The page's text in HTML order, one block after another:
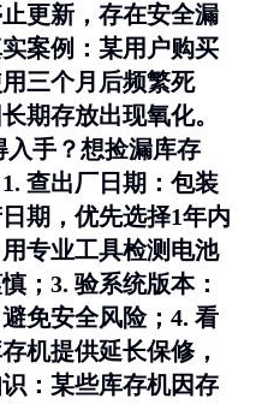
更新，存在安全漏
案例 ：某用户购买
三个月后频繁死
期存放出现氧化。
入手？想捡漏库存
查出厂日期 ：包装
期，优先选择1年内
用专业工具检测电池
；3. 验系统版本：
免安全风险；4. 看
机提供延长保修，
：某些库存机因存